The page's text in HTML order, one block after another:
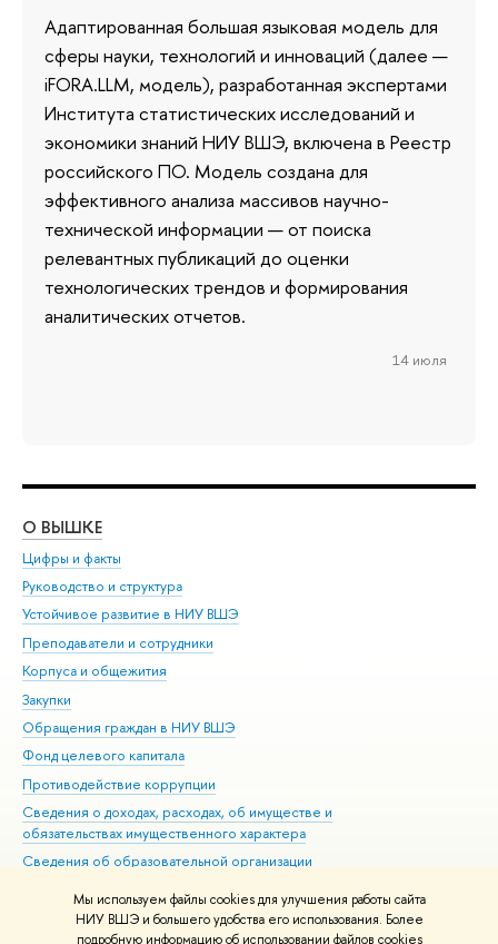
Мы используем файлы cookies для улучшения работы сайта
НИУ ВШЭ и большего удобства его использования. Более
подробную информацию об использовании файлов cookies
Адаптированная большая языковая модель для
сферы науки, технологий и инноваций (далее —
iFORA.LLM, модель), разработанная экспертами
Института статистических исследований и
экономики знаний НИУ ВШЭ, включена в Реестр
российского ПО. Модель создана для
эффективного анализа массивов научно-
технической информации — от поиска
релевантных публикаций до оценки
технологических трендов и формирования
аналитических отчетов.
14 июля
О ВЫШКЕ
Цифры и факты
Руководство и структура
Устойчивое развитие в НИУ ВШЭ
Преподаватели и сотрудники
Корпуса и общежития
Закупки
Обращения граждан в НИУ ВШЭ
Фонд целевого капитала
Противодействие коррупции
Сведения о доходах, расходах, об имуществе и
обязательствах имущественного характера
Сведения об образовательной организации
Людям с ограниченными возможностями здоровья
Единая платежная страница